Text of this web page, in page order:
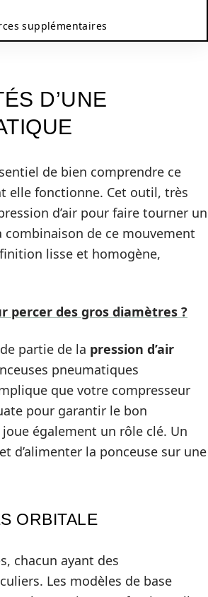
supplémentaires
D’UNE
de bien comprendre ce
elle fonctionne. Cet outil, très
d’air pour faire tourner un
de ce mouvement
lisse et homogène,
percer des gros diamètres ?
partie de la pression d’air
pneumatiques
que votre compresseur
pour garantir le bon
joue également un rôle clé. Un
d’alimenter la ponceuse sur une
ORBITALE
chacun ayant des
Les modèles de base